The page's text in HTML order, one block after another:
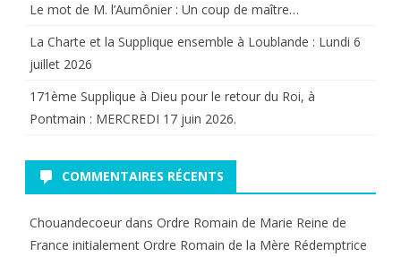
Le mot de M. l’Aumônier : Un coup de maître…
La Charte et la Supplique ensemble à Loublande : Lundi 6
juillet 2026
171ème Supplique à Dieu pour le retour du Roi, à
Pontmain : MERCREDI 17 juin 2026.
COMMENTAIRES RÉCENTS
Chouandecoeur dans Ordre Romain de Marie Reine de
France initialement Ordre Romain de la Mère Rédemptrice